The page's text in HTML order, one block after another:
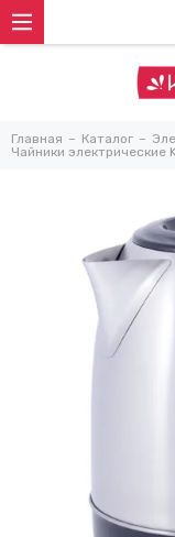
Главная Каталог
Чайники электрические